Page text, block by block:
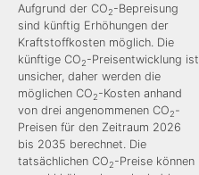
Aufgrund der CO2-Bepreisung
sind künftig Erhöhungen der
Kraftstoffkosten möglich. Die
künftige CO2-Preisentwicklung ist
unsicher, daher werden die
möglichen CO2-Kosten anhand
von drei angenommenen CO2-
Preisen für den Zeitraum 2026
bis 2035 berechnet. Die
tatsächlichen CO2-Preise können